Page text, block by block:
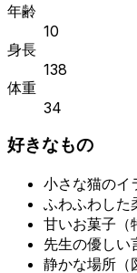
年齢
10
身長
138
体重
34
好きなもの
小さな猫のイ
ふわふわした
甘いお菓子（
先生の優しい
静かな場所（